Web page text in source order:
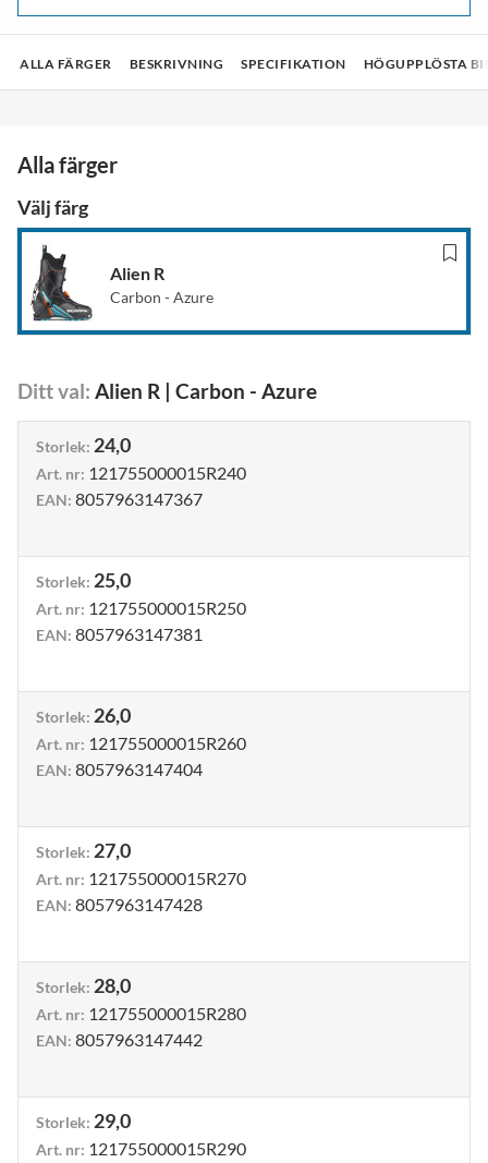
ALLA FÄRGER BESKRIVNING SPECIFIKATION HÖGUPPLÖSTA
Alla färger
Välj färg
Alien R
Carbon - Azure
Ditt val: Alien R | Carbon - Azure
Storlek: 24,0
Art. nr: 121755000015R240
EAN: 8057963147367
Storlek: 25,0
Art. nr: 121755000015R250
EAN: 8057963147381
Storlek: 26,0
Art. nr: 121755000015R260
EAN: 8057963147404
Storlek: 27,0
Art. nr: 121755000015R270
EAN: 8057963147428
Storlek: 28,0
Art. nr: 121755000015R280
EAN: 8057963147442
Storlek: 29,0
Art. nr: 121755000015R290